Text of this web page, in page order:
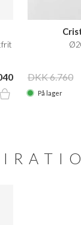
DKK 6.760
På lager